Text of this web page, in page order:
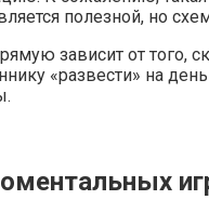
полезной, но
зависит от того,
«развести» на